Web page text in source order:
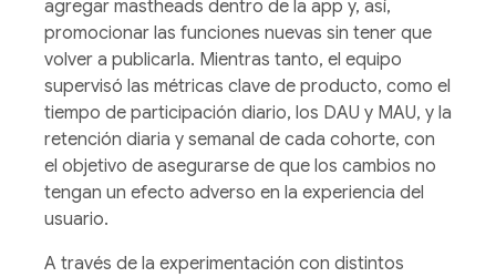
agregar mastheads dentro de la app y, así,
promocionar las funciones nuevas sin tener que
volver a publicarla. Mientras tanto, el equipo
supervisó las métricas clave de producto, como el
tiempo de participación diario, los DAU y MAU, y la
retención diaria y semanal de cada cohorte, con
el objetivo de asegurarse de que los cambios no
tengan un efecto adverso en la experiencia del
usuario.
A través de la experimentación con distintos